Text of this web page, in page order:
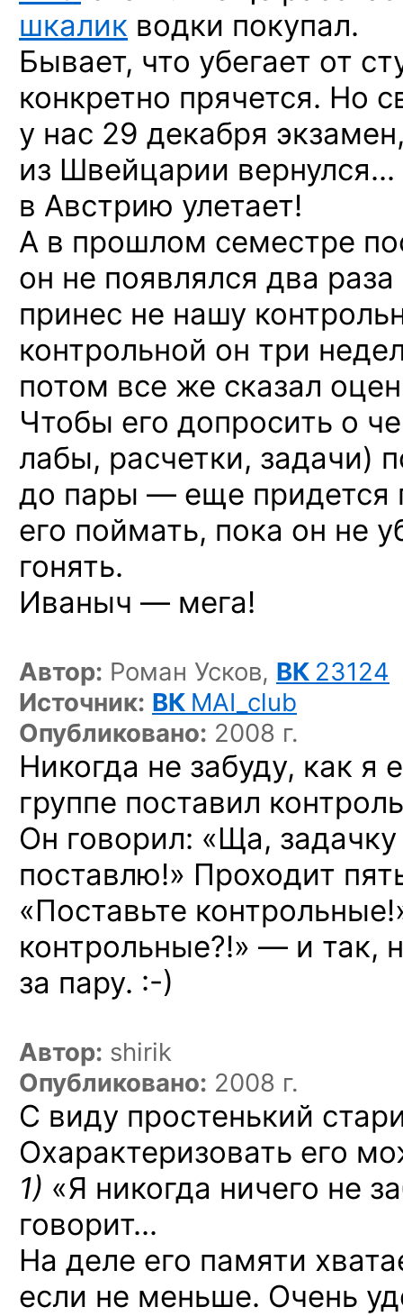
шкалик водки покупал.
Бывает, что убегает от
конкретно прячется. Но
у нас 29 декабря
из Швейцарии
в Австрию улетает!
А в прошлом семестре
он не появлялся два
принес не нашу
контрольной он три
потом все же сказал
Чтобы его допросить о
лабы, расчетки, задачи)
до пары — еще придется
его поймать, пока он не
гонять.
Иваныч — мега!
Автор: Роман Усков, ВК 23124
Источник: ВК MAI_club
Опубликовано: 2008 г.
Никогда не забуду, как я
группе поставил
Он говорил: «Ща,
поставлю!» Проходит
«Поставьте
контрольные?!» — и так,
за пару. :-)
Автор: shirik
Опубликовано: 2008 г.
С виду простенький
Охарактеризовать его
1) «Я никогда ничего не
говорит…
На деле его памяти
если не меньше. Очень